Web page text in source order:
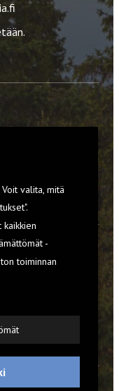
valita, mitä
kaikkien
-
toiminnan